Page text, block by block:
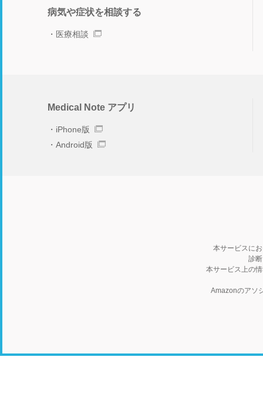
病気や症状を相談する
医療相談
Medical Note アプリ
iPhone版
Android版
本サービスに
診
本サービス上の
Amazonのアソ